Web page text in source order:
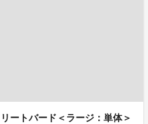
ートバード＜ラージ：単体＞